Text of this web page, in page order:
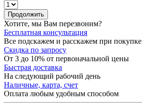
Продолжить
Хотите, мы Вам перезвоним?
Бесплатная консультация
Все подскажем и расскажем при покупке
Скидка по запросу
От 3 до 10% от первоначальной цены
Быстрая доставка
На следующий рабочий день
Наличные, карта, счет
Оплата любым удобным способом